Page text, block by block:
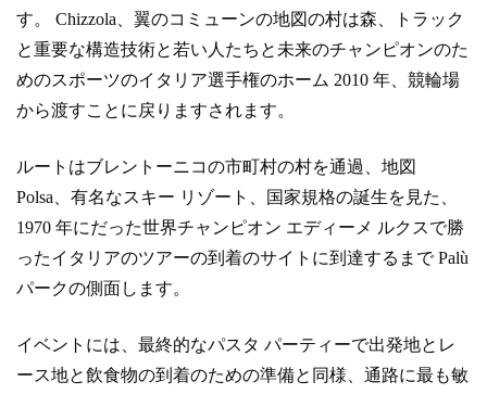
す。 Chizzola、翼のコミューンの地図の村は森、トラック
と重要な構造技術と若い人たちと未来のチャンピオンのた
めのスポーツのイタリア選手権のホーム 2010 年、競輪場
から渡すことに戻りますされます。
ルートはブレントーニコの市町村の村を通過、地図
Polsa、有名なスキー リゾート、国家規格の誕生を見た、
1970 年にだった世界チャンピオン エディーメ ルクスで勝
ったイタリアのツアーの到着のサイトに到達するまで Palù
パークの側面します。
イベントには、最終的なパスタ パーティーで出発地とレ
ース地と飲食物の到着のための準備と同様、通路に最も敏